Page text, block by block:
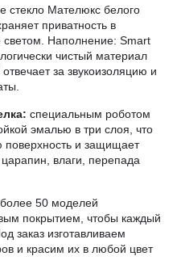
стекло Мателюкс белого
приватность в
Наполнение: Smart
чистый материал
за звукоизоляцию и
специальным роботом
эмалью в три слоя, что
поверхность и защищает
влаги, перепада
50 моделей
покрытием, чтобы каждый
заказ изготавливаем
и красим их в любой цвет